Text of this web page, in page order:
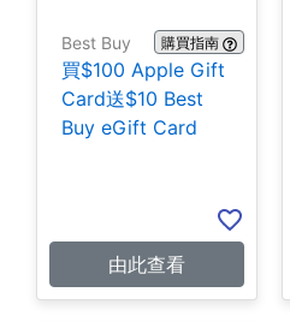
Best Buy 購買指南
買$100 Apple Gift
Card送$10 Best
Buy eGift Card
由此查看